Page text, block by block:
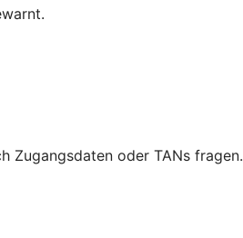
Zugangsdaten oder TANs fragen.